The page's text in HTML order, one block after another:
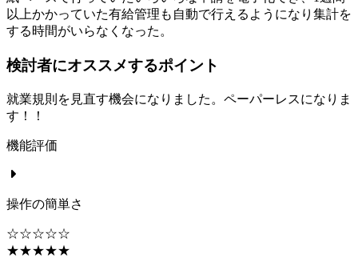
以上かかっていた有給管理も自動で行えるようになり集計を
する時間がいらなくなった。
検討者にオススメするポイント
就業規則を見直す機会になりました。ペーパーレスになりま
す！！
機能評価
操作の簡単さ
☆☆☆☆☆
★★★★★